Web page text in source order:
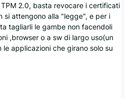
2.0, basta revocare i certificati
si attengono alla "legge", e per i
tagliarli le gambe non facendoli
,browser o a sw di largo uso(un
applicazioni che girano solo su